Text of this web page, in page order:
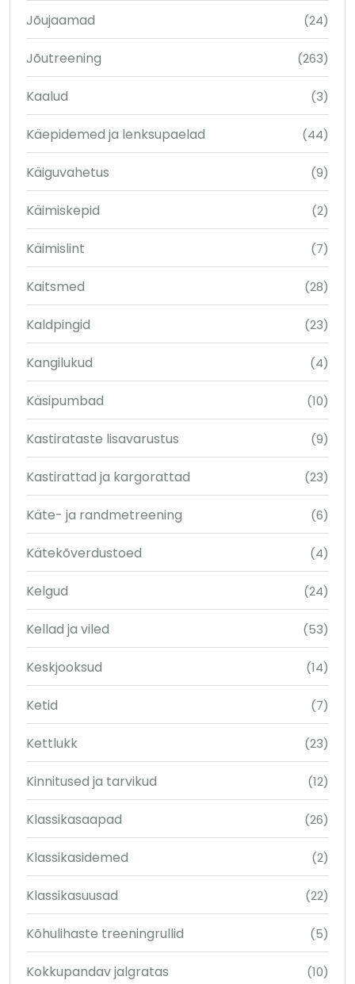
Jõujaamad (24)
Jõutreening (263)
Kaalud (3)
Käepidemed ja lenksupaelad (44)
Käiguvahetus (9)
Käimiskepid (2)
Käimislint (7)
Kaitsmed (28)
Kaldpingid (23)
Kangilukud (4)
Käsipumbad (10)
Kastirataste lisavarustus (9)
Kastirattad ja kargorattad (23)
Käte- ja randmetreening (6)
Kätekõverdustoed (4)
Kelgud (24)
Kellad ja viled (53)
Keskjooksud (14)
Ketid (7)
Kettlukk (23)
Kinnitused ja tarvikud (12)
Klassikasaapad (26)
Klassikasidemed (2)
Klassikasuusad (22)
Kõhulihaste treeningrullid (5)
Kokkupandav jalgratas (10)